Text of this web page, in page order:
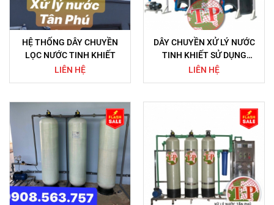
HỆ THỐNG DÂY CHUYỀN
LỌC NƯỚC TINH KHIẾT
LIÊN HỆ
DÂY CHUYỀN XỬ LÝ NƯỚC
TINH KHIẾT SỬ DỤNG
CÔNG NGHỆ MÀNG LỌC
THẨM THẤU NGƯỢC RO
LIÊN HỆ